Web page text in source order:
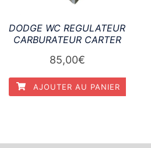
DODGE WC REGULATEUR
CARBURATEUR CARTER
85,00€
AJOUTER AU PANIER